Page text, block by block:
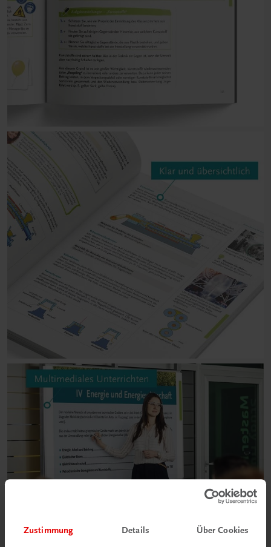
Zustimmung Details Über Cookies